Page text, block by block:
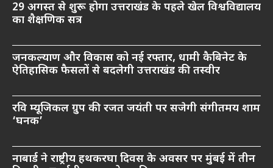
29 अगस्त से शुरू होगा उत्तराखंड के पहले खेल विश्वविद्यालय
का शैक्षणिक सत्र
जनकल्याण और विकास को नई रफ्तार, धामी कैबिनेट के
ऐतिहासिक फैसलों से बदलेगी उत्तराखंड की तस्वीर
रवि म्यूजिकल ग्रुप की रजत जयंती पर सजेगी संगीतमय शाम
‘घनक’
नाबार्ड ने राष्ट्रीय हथकरघा दिवस के अवसर पर मुंबई में तीन